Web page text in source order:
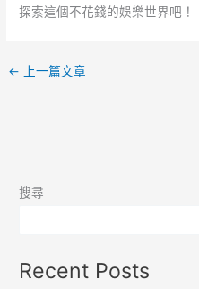
探索這個不花錢的娛樂世界吧！
← 上一篇文章
搜尋
Recent Posts